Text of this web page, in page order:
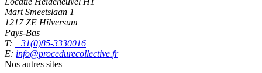
Mart Smeetslaan 1
1217 ZE Hilversum
Pays-Bas
T: +31(0)85-3330016
E: info@procedurecollective.fr
Nos autres sites